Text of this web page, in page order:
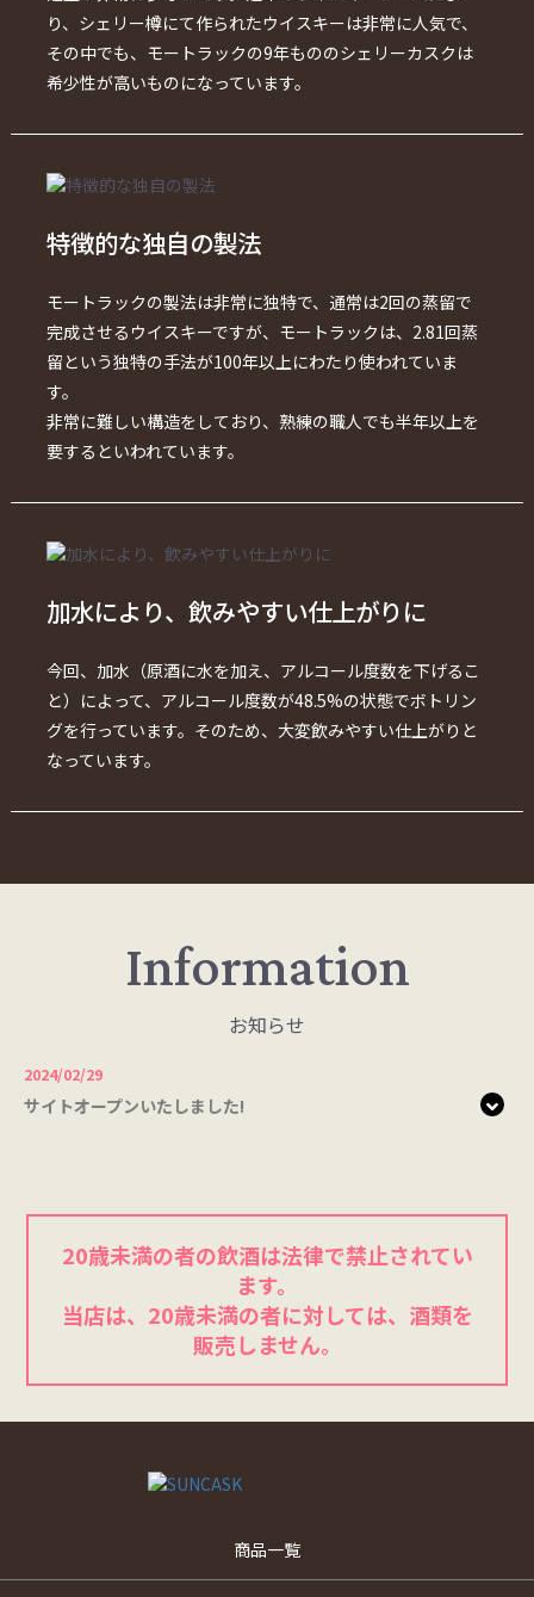
り、シェリー樽にて作られたウイスキーは非常に人気で、
その中でも、モートラックの9年もののシェリーカスクは
希少性が高いものになっています。
特徴的な独自の製法
モートラックの製法は非常に独特で、通常は2回の蒸留で
完成させるウイスキーですが、モートラックは、2.81回蒸
留という独特の手法が100年以上にわたり使われていま
す。
非常に難しい構造をしており、熟練の職人でも半年以上を
要するといわれています。
加水により、飲みやすい仕上がりに
今回、加水（原酒に水を加え、アルコール度数を下げるこ
と）によって、アルコール度数が48.5%の状態でボトリン
グを行っています。そのため、大変飲みやすい仕上がりと
なっています。
Information
お知らせ
2024/02/29
サイトオープンいたしました!
20歳未満の者の飲酒は法律で禁止されてい
ます。
当店は、20歳未満の者に対しては、酒類を
販売しません。
商品一覧